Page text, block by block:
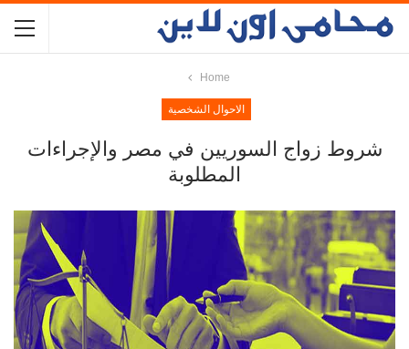
Home
الاحوال الشخصية
شروط زواج السوريين في مصر والإجراءات
المطلوبة